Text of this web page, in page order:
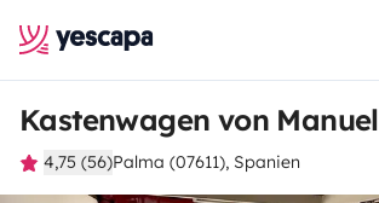
Kastenwagen von Manuel
4,75 (56)Palma (07611), Spanien